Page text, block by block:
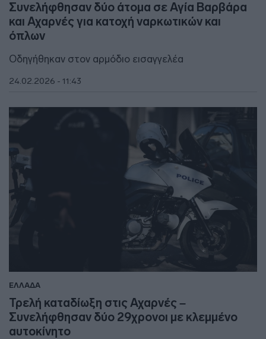
Συνελήφθησαν δύο άτομα σε Αγία Βαρβάρα
και Αχαρνές για κατοχή ναρκωτικών και
όπλων
Οδηγήθηκαν στον αρμόδιο εισαγγελέα
24.02.2026 - 11:43
ΕΛΛΑΔΑ
Τρελή καταδίωξη στις Αχαρνές –
Συνελήφθησαν δύο 29χρονοι με κλεμμένο
αυτοκίνητο